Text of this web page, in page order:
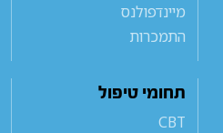
מיינדפולנס
התמכרות
תחומי טיפול
CBT